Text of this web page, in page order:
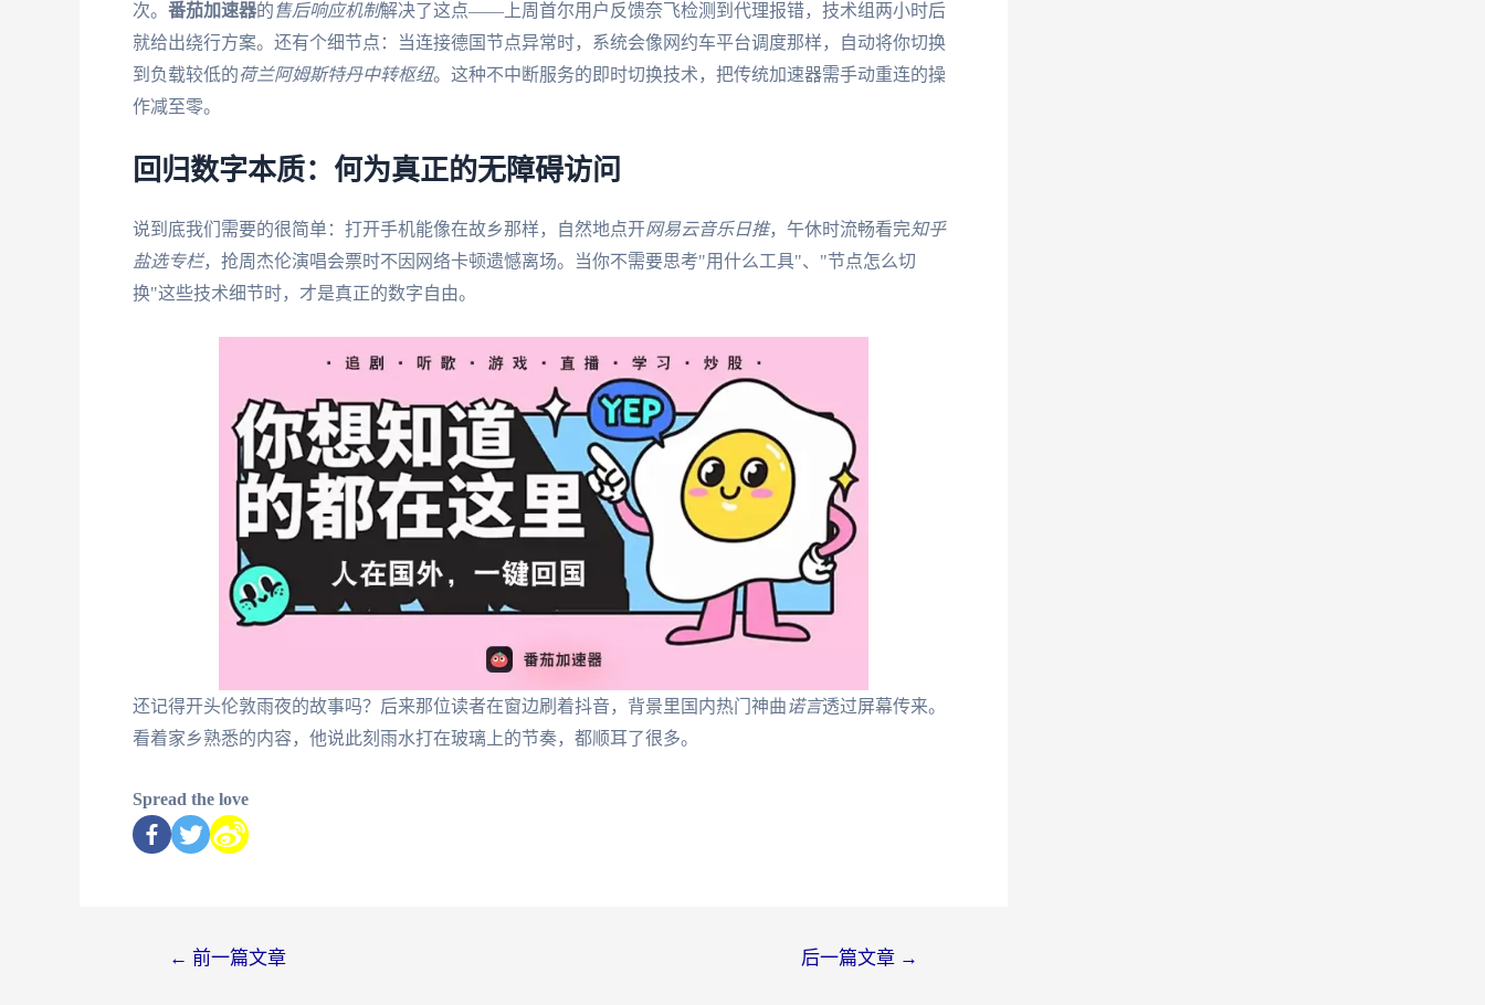
次。 番茄加速器的 售后响应机制解决了这点——上周首尔用户反馈奈飞检测到代理报错，技术组两小时后
就给出绕行方案。还有个细节点：当连接德国节点异常时，系统会像网约车平台调度那样，自动将你切换
到负载较低的荷兰阿姆斯特丹中转枢纽。这种不中断服务的即时切换技术，把传统加速器需手动重连的操
作减至零。
回归数字本质：何为真正的无障碍访问
说到底我们需要的很简单：打开手机能像在故乡那样，自然地点开网易云音乐日推，午休时流畅看完知乎
盐选专栏，抢周杰伦演唱会票时不因网络卡顿遗憾离场。当你不需要思考"用什么工具"、"节点怎么切
换"这些技术细节时，才是真正的数字自由。
还记得开头伦敦雨夜的故事吗？后来那位读者在窗边刷着抖音，背景里国内热门神曲诺言透过屏幕传来。
看着家乡熟悉的内容，他说此刻雨水打在玻璃上的节奏，都顺耳了很多。
Spread the love
← 前一篇文章 后一篇文章 →